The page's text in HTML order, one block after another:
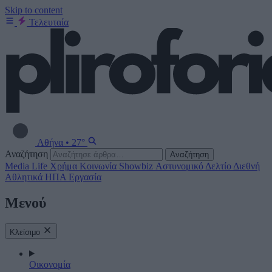
Skip to content
Τελευταία
Αθήνα • 27°
Αναζήτηση
Αναζήτηση
Media Life Χρήμα Κοινωνία Showbiz Αστυνομικό Δελτίο Διεθνή
Αθλητικά ΗΠΑ Εργασία
Μενού
Κλείσιμο
Οικονομία